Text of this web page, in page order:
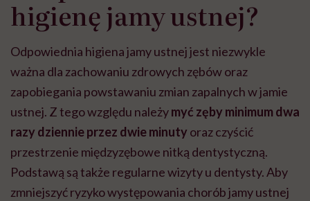
higienę jamy ustnej?
Odpowiednia higiena jamy ustnej jest niezwykle
ważna dla zachowaniu zdrowych zębów oraz
zapobiegania powstawaniu zmian zapalnych w jamie
ustnej. Z tego względu należymyć zęby minimum dwa
razy dziennie przez dwie minuty oraz czyścić
przestrzenie międzyzębowe nitką dentystyczną.
Podstawą są także regularne wizyty u dentysty. Aby
zmniejszyć ryzyko występowania chorób jamy ustnej